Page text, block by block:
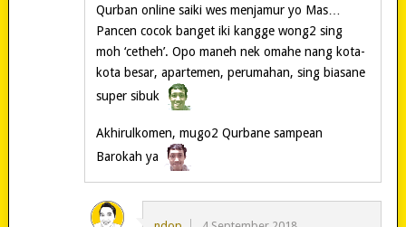
Qurban online saiki wes menjamur yo Mas…
Pancen cocok banget iki kangge wong2 sing
moh ‘cetheh’. Opo maneh nek omahe nang kota-
kota besar, apartemen, perumahan, sing biasane
super sibuk
Akhirulkomen, mugo2 Qurbane sampean
Barokah ya